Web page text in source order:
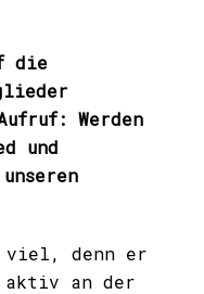
die
Werden
und
viel, denn er
aktiv an der